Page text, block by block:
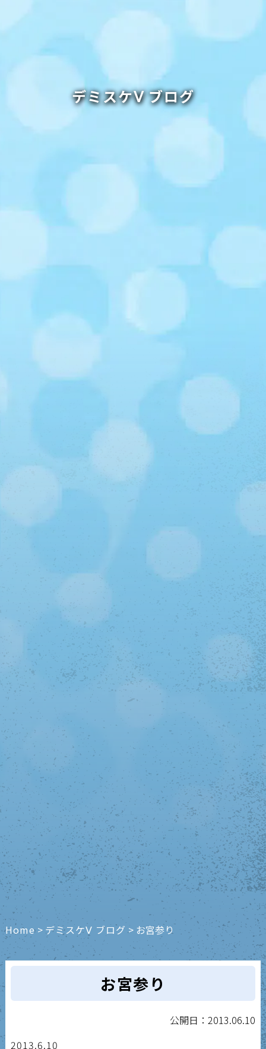
デミスケⅤ ブログ
Home> デミスケⅤ ブログ > お宮参り
お宮参り
公開日：2013.06.10
2013.6.10